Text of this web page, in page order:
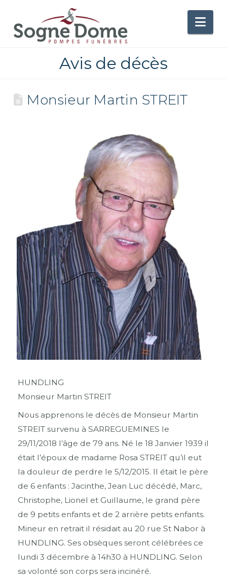
Avis de décès
Monsieur Martin STREIT
HUNDLING
Monsieur Martin STREIT
Nous apprenons le décès de Monsieur Martin
STREIT survenu à SARREGUEMINES le
29/11/2018 l’âge de 79 ans. Né le 18 Janvier 1939 il
était l’époux de madame Rosa STREIT qu’il eut
la douleur de perdre le 5/12/2015. Il était le père
de 6 enfants : Jacinthe, Jean Luc décédé, Marc,
Christophe, Lionel et Guillaume, le grand père
de 9 petits enfants et de 2 arrière petits enfants.
Mineur en retrait il résidait au 20 rue St Nabor à
HUNDLING. Ses obsèques seront célébrées ce
lundi 3 décembre à 14h30 à HUNDLING. Selon
sa volonté son corps sera incinéré.